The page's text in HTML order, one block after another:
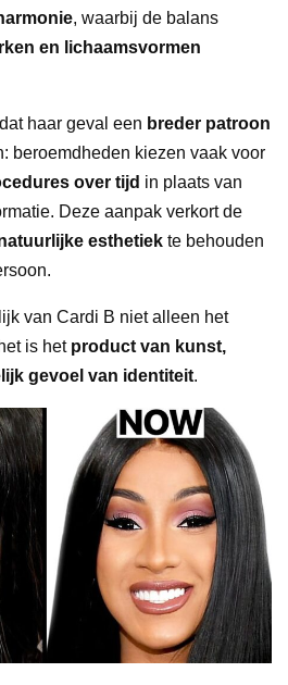
, waarbij de balans
en lichaamsvormen
haar geval een breder patroon
beroemdheden kiezen vaak voor
over tijd in plaats van
Deze aanpak verkort de
esthetiek te behouden
van Cardi B niet alleen het
is het product van kunst,
gevoel van identiteit.